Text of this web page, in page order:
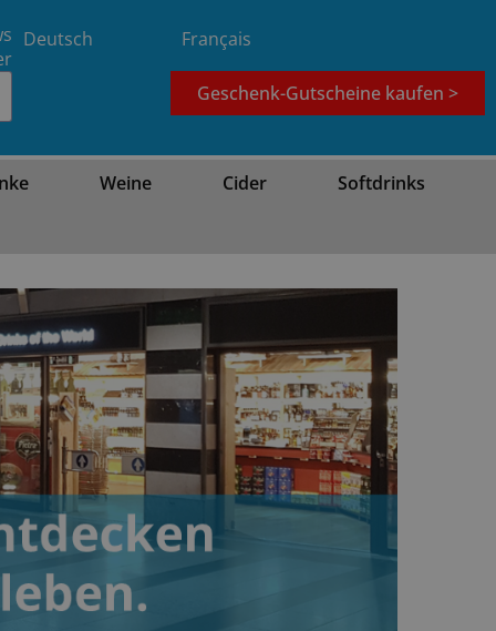
Deutsch Français
Geschenk-Gutscheine kaufen >
Weine Cider
Softdrinks